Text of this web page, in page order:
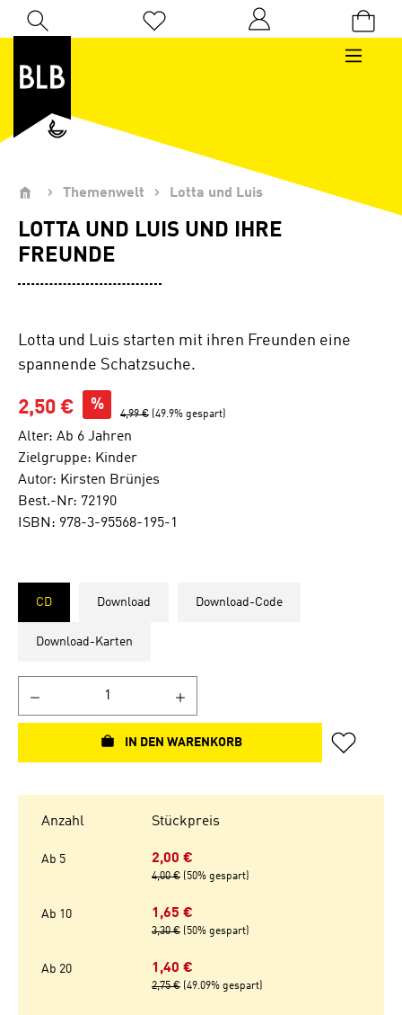
Zum Hauptinhalt springen
Du hast 0 Produkte auf dem Merkzettel
Themenwelt Lotta und Luis
LOTTA UND LUIS UND IHRE
FREUNDE
Lotta und Luis starten mit ihren Freunden eine
spannende Schatzsuche.
2,50 € %
4,99 € (49.9% gespart)
Alter: Ab 6 Jahren
Zielgruppe: Kinder
Autor: Kirsten Brünjes
Best.-Nr: 72190
ISBN: 978-3-95568-195-1
CD Download Download-Code
Download-Karten
IN DEN WARENKORB
Anzahl Stückpreis
Ab 5 2,00 €
4,00 € (50% gespart)
Ab 10 1,65 €
3,30 € (50% gespart)
Ab 20 1,40 €
2,75 € (49.09% gespart)